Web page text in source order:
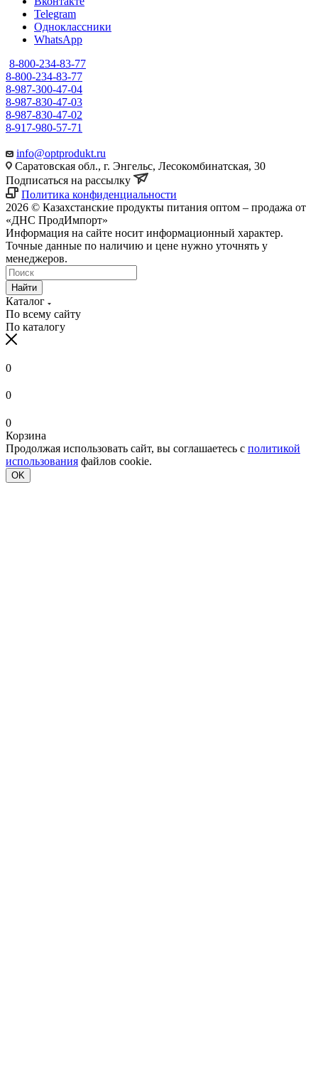
Telegram
Одноклассники
WhatsApp
8-800-234-83-77
8-800-234-83-77
8-987-300-47-04
8-987-830-47-03
8-987-830-47-02
8-917-980-57-71
info@optprodukt.ru
Саратовская обл., г. Энгельс, Лесокомбинатская, 30
Подписаться на рассылку
Политика конфиденциальности
2026 © Казахстанские продукты питания оптом – продажа от
«ДНС ПродИмпорт»
Информация на сайте носит информационный характер.
Точные данные по наличию и цене нужно уточнять у
менеджеров.
Найти
Каталог
По всему сайту
По каталогу
0
0
0
Корзина
Продолжая использовать сайт, вы соглашаетесь с политикой
использования файлов cookie.
OK